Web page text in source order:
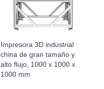
Impresora 3D industrial
china de gran tamaño y
alto flujo, 1000 x 1000 x
1000 mm